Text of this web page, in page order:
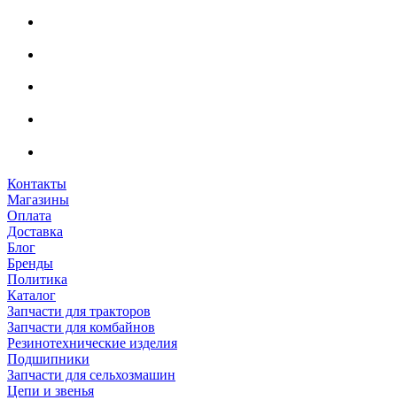
Контакты
Магазины
Оплата
Доставка
Блог
Бренды
Политика
Каталог
Запчасти для тракторов
Запчасти для комбайнов
Резинотехнические изделия
Подшипники
Запчасти для сельхозмашин
Цепи и звенья